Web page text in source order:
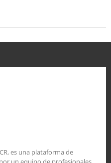
es una plataforma de